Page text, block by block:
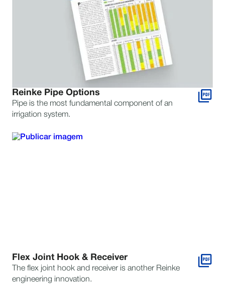
Reinke Pipe Options
Pipe is the most fundamental component of an
irrigation system.
Flex Joint Hook & Receiver
The flex joint hook and receiver is another Reinke
engineering innovation.